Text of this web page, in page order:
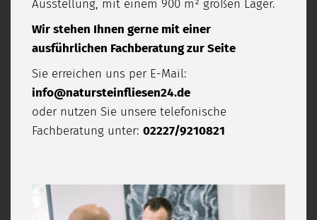
Ausstellung, mit einem 900 m² großen Lager.
Wir stehen Ihnen gerne mit einer
ausführlichen Fachberatung zur Seite
Sie erreichen uns per E-Mail:
info@natursteinfliesen24.de
oder nutzen Sie unsere telefonische
Fachberatung unter: 02227/9210821